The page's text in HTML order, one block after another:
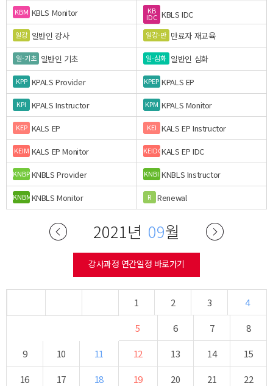
KBM KBLS Monitor KB
IDC KBLS IDC
일강 일반인 강사 일강-만 만료자 재교육
일-기초 일반인 기초 일-심화 일반인 심화
KPP KPALS Provider KPEP KPALS EP
KPI KPALS Instructor KPM KPALS Monitor
KEP KALS EP KEI KALS EP Instructor
KEIM KALS EP Monitor KEIDCKALS EP IDC
KNBPKNBLS Provider KNBI KNBLS Instructor
KNBMKNBLS Monitor R Renewal
2021년 09월
강사과정 연간일정 바로가기
1 2 3
4
5
6 7
8
9
10 11 12 13 14
15
16
17 18 19 20 21
22